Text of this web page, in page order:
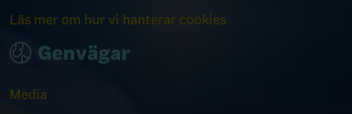
Läs mer om hur vi hanterar cookies
Genvägar
Media